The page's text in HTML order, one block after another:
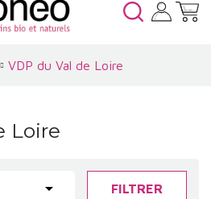
VDP du Val de Loire
Loire
 FILTRER